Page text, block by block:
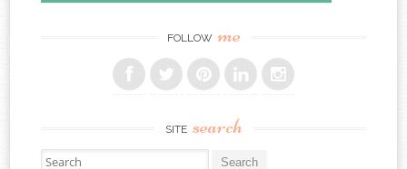
FOLLOW me
SITE search
Search for: